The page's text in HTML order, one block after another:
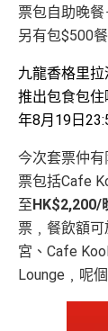
票包自助晚餐
另有包$500
九龍香格里
推出包食包
年8月19日
今次套票仲
票包括Cafe
至 HK$2,200/
票﹐餐飲額
宮、Cafe
Lounge﹐呢